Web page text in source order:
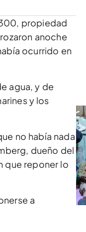
propiedad
anoche
ocurrido en
agua, y de
y los
no había nada
dueño del
que reponer lo
a